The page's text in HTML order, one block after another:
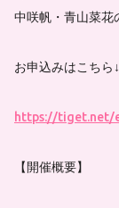
中咲帆・青山菜花
お申込みはこちら↓
https://tiget.net/
【開催概要】